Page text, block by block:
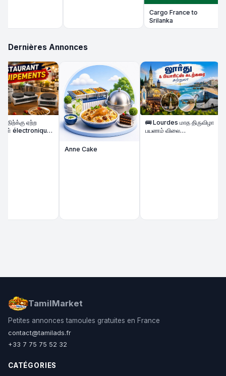
Cargo France to
Srilanka
Dernières Annonces
ஏற்ற
électronique
Anne Cake
🚌 Lourdes மாத திருவிழா
பயணம் விலை
TamilMarket
Petites annonces tamoules gratuites en France
contact@tamilads.fr
+33 7 75 75 52 32
CATÉGORIES